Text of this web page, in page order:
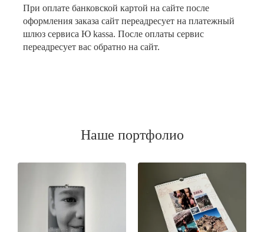
При оплате банковской картой на сайте после
оформления заказа сайт переадресует на платежный
шлюз сервиса Ю kassa. После оплаты сервис
переадресует вас обратно на сайт.
Наше портфолио